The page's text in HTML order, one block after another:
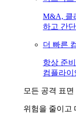
M&A, 클
하고 간
더 빠른
항상 준
컴플라
모든 공격 표면
위험을 줄이고